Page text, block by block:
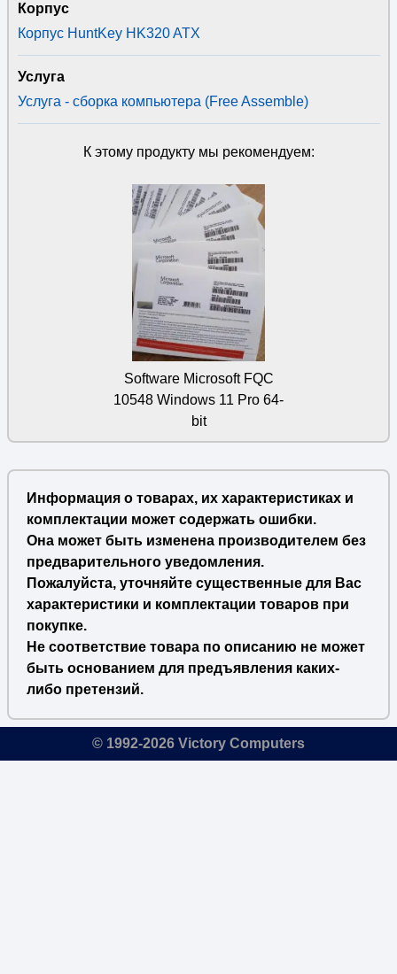
Корпус
Корпус HuntKey HK320 ATX
Услуга
Услуга - сборка компьютера (Free Assemble)
К этому продукту мы рекомендуем:
Software Microsoft FQC
10548 Windows 11 Pro 64-
bit
Информация о товарах, их характеристиках и
комплектации может содержать ошибки.
Она может быть изменена производителем без
предварительного уведомления.
Пожалуйста, уточняйте существенные для Вас
характеристики и комплектации товаров при
покупке.
Не соответствие товара по описанию не может
быть основанием для предъявления каких-
либо претензий.
© 1992-2026 Victory Computers